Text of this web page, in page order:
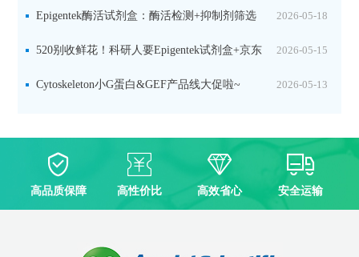
限时一口价，手慢无！ 2026-05-18
Epigentek酶活试剂盒：酶活检测+抑制剂筛选
双赋能，下单即赠京东卡 2026-05-15
520别收鲜花！科研人要Epigentek试剂盒+京东
卡！ 2026-05-13
Cytoskeleton小G蛋白&GEF产品线大促啦~
高品质保障 高性价比 高效省心 安全运输